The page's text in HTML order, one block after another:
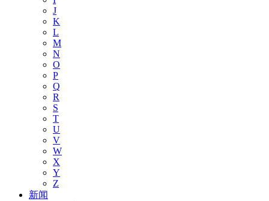
J
K
L
M
N
O
P
Q
R
S
T
U
V
W
X
Y
Z
新闻